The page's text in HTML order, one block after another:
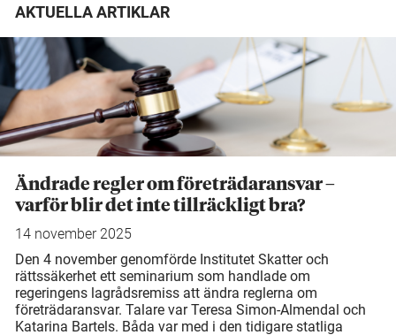
AKTUELLA ARTIKLAR
Ändrade regler om företrädaransvar –
varför blir det inte tillräckligt bra?
14 november 2025
Den 4 november genomförde Institutet Skatter och
rättssäkerhet ett seminarium som handlade om
regeringens lagrådsremiss att ändra reglerna om
företrädaransvar. Talare var Teresa Simon-Almendal och
Katarina Bartels. Båda var med i den tidigare statliga